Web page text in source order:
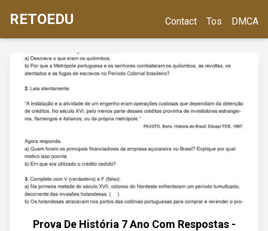
RETOEDU Contact Tos DMCA
Prova De História 7 Ano Com Respostas -